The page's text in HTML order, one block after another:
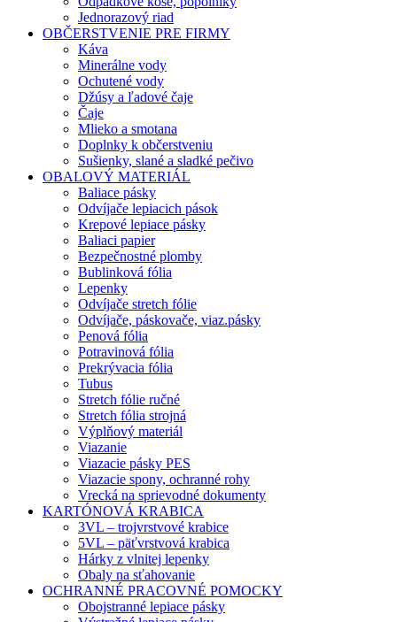
Jednorazový riad
OBČERSTVENIE PRE FIRMY
Káva
Minerálne vody
Ochutené vody
Džúsy a ľadové čaje
Čaje
Mlieko a smotana
Doplnky k občerstveniu
Sušienky, slané a sladké pečivo
OBALOVÝ MATERIÁL
Baliace pásky
Odvíjače lepiacich pások
Krepové lepiace pásky
Baliaci papier
Bezpečnostné plomby
Bublinková fólia
Lepenky
Odvíjače stretch fólie
Odvíjače, páskovače, viaz.pásky
Penová fólia
Potravinová fólia
Prekrývacia fólia
Tubus
Stretch fólie ručné
Stretch fólia strojná
Výplňový materiál
Viazanie
Viazacie pásky PES
Viazacie spony, ochranné rohy
Vrecká na sprievodné dokumenty
KARTÓNOVÁ KRABICA
3VL – trojvrstvové krabice
5VL – päťvrstvová krabica
Hárky z vlnitej lepenky
Obaly na sťahovanie
OCHRANNÉ PRACOVNÉ POMOCKY
Obojstranné lepiace pásky